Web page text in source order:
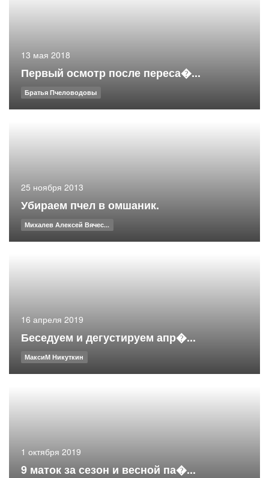
13 мая 2018
Первый осмотр после переса�...
Братья Пчеловодовы
25 ноября 2013
Убираем пчел в омшаник.
Михалев Алексей Вячес...
16 апреля 2019
Беседуем и дегустируем апр�...
МаксиМ Никуткин
1 октября 2019
9 маток за сезон и весной па�...